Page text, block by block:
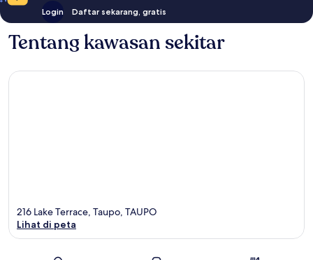
Login Daftar sekarang, gratis
Tentang kawasan sekitar
216 Lake Terrace, Taupo, TAUPO
Lihat di peta